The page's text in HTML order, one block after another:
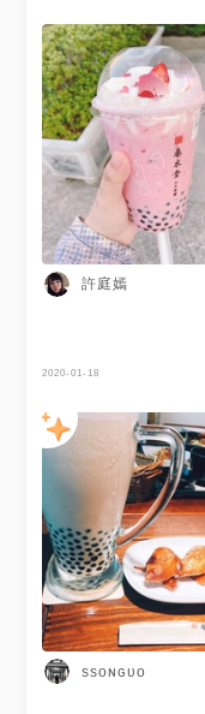
許庭嫣
2020-01-18
ssᴏɴɢᴜᴏ